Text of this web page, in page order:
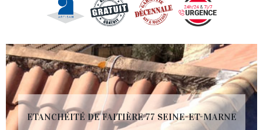
ETANCHÉITÉ DE FAITIÈRE 77 SEINE-ET-MARNE